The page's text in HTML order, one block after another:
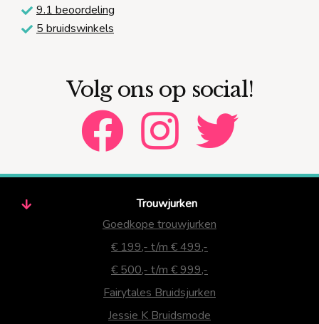
9.1 beoordeling
5 bruidswinkels
Volg ons op social!
Trouwjurken
Goedkope trouwjurken
€ 199,- t/m € 499,-
€ 500,- t/m € 999,-
Fairytales Bruidsjurken
Jessie K Bruidsmode